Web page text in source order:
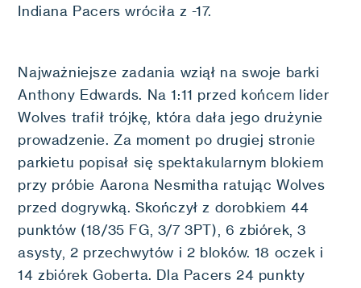
Indiana Pacers wróciła z -17.
Najważniejsze zadania wziął na swoje barki
Anthony Edwards. Na 1:11 przed końcem lider
Wolves trafił trójkę, która dała jego drużynie
prowadzenie. Za moment po drugiej stronie
parkietu popisał się spektakularnym blokiem
przy próbie Aarona Nesmitha ratując Wolves
przed dogrywką. Skończył z dorobkiem 44
punktów (18/35 FG, 3/7 3PT), 6 zbiórek, 3
asysty, 2 przechwytów i 2 bloków. 18 oczek i
14 zbiórek Goberta. Dla Pacers 24 punkty